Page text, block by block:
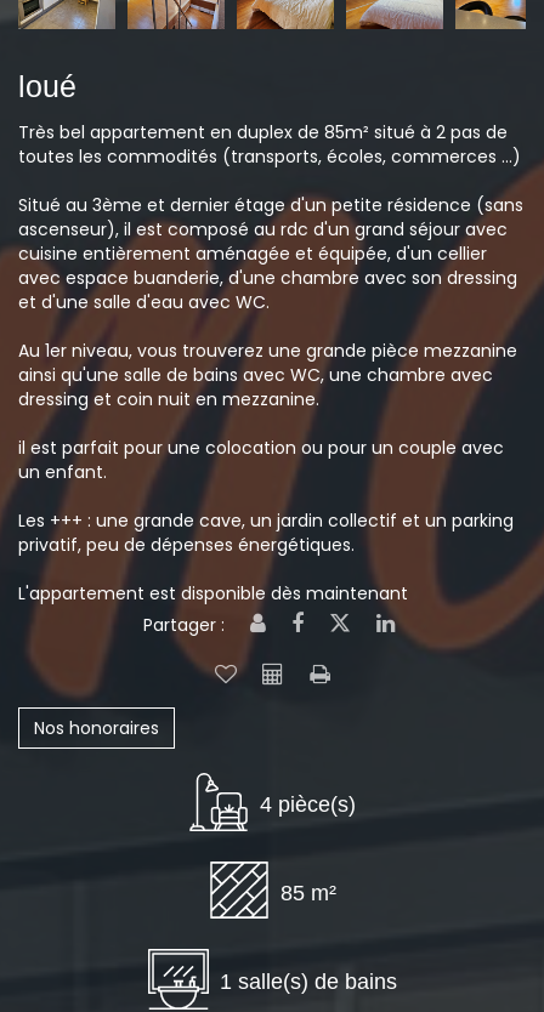
loué
Très bel appartement en duplex de 85m² situé à 2 pas de
toutes les commodités (transports, écoles, commerces ...)
Situé au 3ème et dernier étage d'un petite résidence (sans
ascenseur), il est composé au rdc d'un grand séjour avec
cuisine entièrement aménagée et équipée, d'un cellier
avec espace buanderie, d'une chambre avec son dressing
et d'une salle d'eau avec WC.
Au 1er niveau, vous trouverez une grande pièce mezzanine
ainsi qu'une salle de bains avec WC, une chambre avec
dressing et coin nuit en mezzanine.
il est parfait pour une colocation ou pour un couple avec
un enfant.
Les +++ : une grande cave, un jardin collectif et un parking
privatif, peu de dépenses énergétiques.
L'appartement est disponible dès maintenant
Partager :
Nos honoraires
4 pièce(s)
85 m²
1 salle(s) de bains